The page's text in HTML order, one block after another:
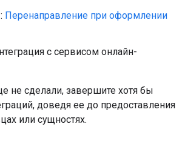
: Перенаправление при оформлении
с сервисом онлайн-
не сделали, завершите хотя бы
доведя ее до предоставления
или сущностях.